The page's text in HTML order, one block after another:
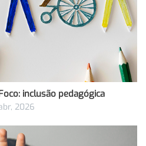
inclusão pedagógica
2026